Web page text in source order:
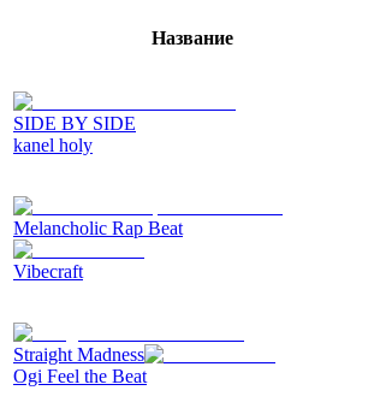
Название
SIDE BY SIDE
kanel holy
Melancholic Rap Beat
Vibecraft
Straight Madness
Ogi Feel the Beat